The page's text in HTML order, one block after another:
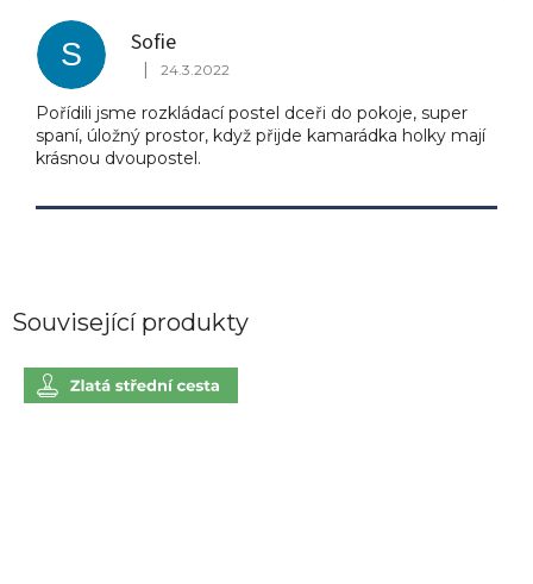
Související produkty
S Sofie
Hodnocení produktu je 5 z 5 hvězdiček.
| 24.3.2022
Pořídili jsme rozkládací postel dceři do pokoje, super
spaní, úložný prostor, když přijde kamarádka holky mají
krásnou dvoupostel.